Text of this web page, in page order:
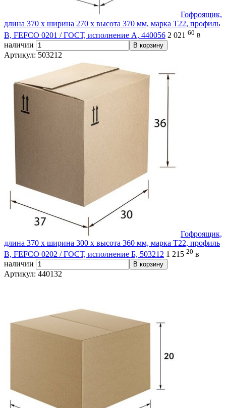
Гофроящик,
длина 370 х ширина 270 х высота 370 мм, марка Т22, профиль
В, FEFCO 0201 / ГОСТ, исполнение А, 440056 2 021 60 в
наличии
В корзину
Артикул: 503212
Гофроящик,
длина 370 х ширина 300 х высота 360 мм, марка Т22, профиль
В, FEFCO 0202 / ГОСТ, исполнение Б, 503212 1 215 20 в
наличии
В корзину
Артикул: 440132